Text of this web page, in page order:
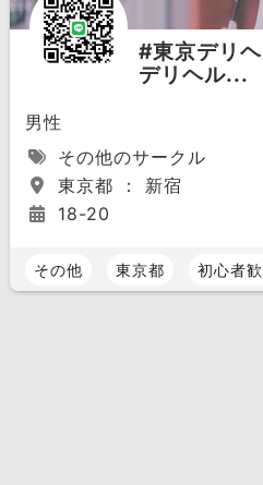
#東京デリ
デリヘル...
男性
その他のサークル
東京都 ： 新宿
18-20
その他 東京都 初心者